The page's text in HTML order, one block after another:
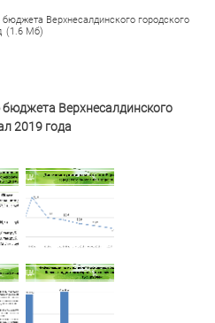
Верхнесалдинского городского
(1.6 Мб)
Верхнесалдинского
2019 года